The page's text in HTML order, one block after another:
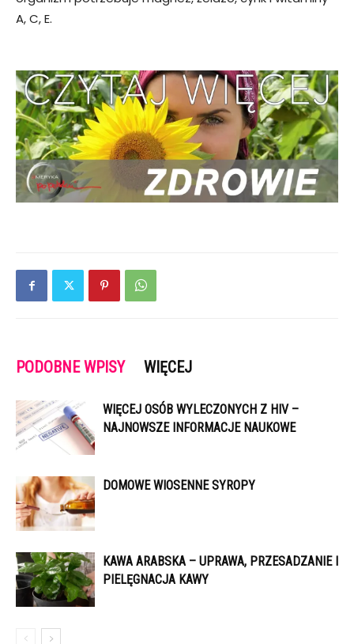
A, C, E.
PODOBNE WPISY WIĘCEJ
WIĘCEJ OSÓB WYLECZONYCH Z HIV –
NAJNOWSZE INFORMACJE NAUKOWE
DOMOWE WIOSENNE SYROPY
KAWA ARABSKA – UPRAWA, PRZESADZANIE I
PIELĘGNACJA KAWY